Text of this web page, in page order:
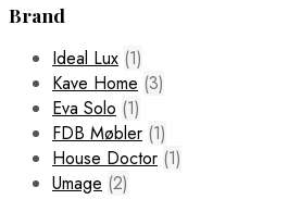
Brand
Ideal Lux (1)
Kave Home (3)
Eva Solo (1)
FDB Møbler (1)
House Doctor (1)
Umage (2)